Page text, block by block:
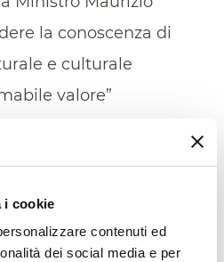
i cookie
contenuti ed
dei social media e per
la conoscenza di
e culturale
valore”
molte comunità”. La
delle Regioni ma